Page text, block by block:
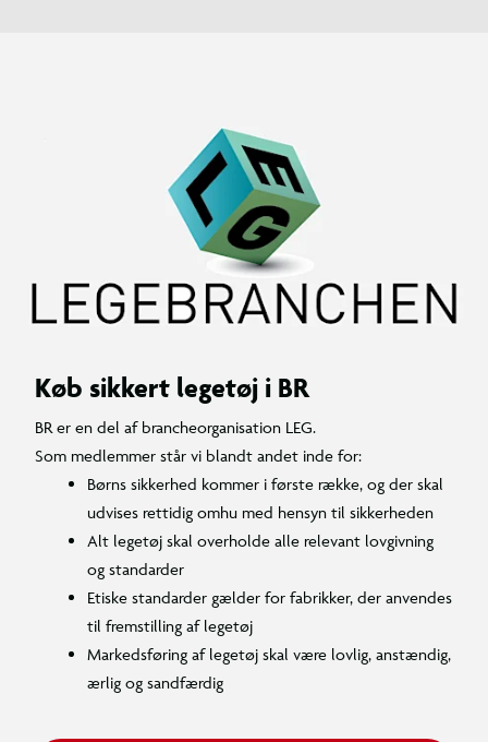
Køb sikkert legetøj i BR
BR er en del af brancheorganisation LEG.
Som medlemmer står vi blandt andet inde for:
Børns sikkerhed kommer i første række, og der skal
udvises rettidig omhu med hensyn til sikkerheden
Alt legetøj skal overholde alle relevant lovgivning
og standarder
Etiske standarder gælder for fabrikker, der anvendes
til fremstilling af legetøj
Markedsføring af legetøj skal være lovlig, anstændig,
ærlig og sandfærdig